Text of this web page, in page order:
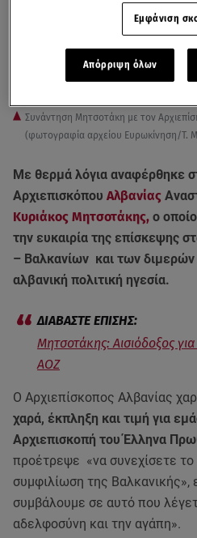
Συνάντηση Μητσοτάκη με τον
(φωτογραφία αρχείου Ευρωκίνηση/Τ.
Με θερμά λόγια αναφέρθηκε
Αρχιεπισκόπου Αλβανίας
Κυριάκος Μητσοτάκης, ο
την ευκαιρία της επίσκεψης
– Βαλκανίων και των
αλβανική πολιτική ηγεσία.
Μητσοτάκης: Αισιόδοξος
ΑΟΖ
Ο Αρχιεπίσκοπος Αλβανίας
χαρά, έκπληξη και τιμή για
Αρχιεπισκοπή του Έλληνα
προέτρεψε «να συνεχίσετε το
συμφιλίωση της Βαλκανικής»,
συμβάλουμε σε αυτό που
αδελφοσύνη και την αγάπη».
Εμφάνιση
Απόρριψη όλων